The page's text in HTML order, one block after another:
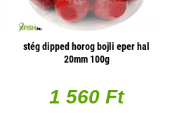
stég dipped horog bojli eper hal
20mm 100g
1 560 Ft